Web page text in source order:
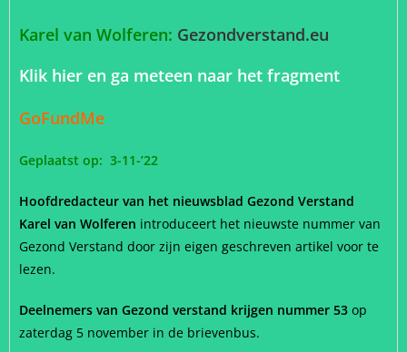
Karel van Wolferen: Gezondverstand.eu
Klik hier en ga meteen naar het fragment
GoFundMe
Geplaatst op: 3-11-’22
Hoofdredacteur van het nieuwsblad Gezond Verstand
Karel van Wolferen introduceert het nieuwste nummer van
Gezond Verstand door zijn eigen geschreven artikel voor te
lezen.
Deelnemers van Gezond verstand krijgen nummer 53 op
zaterdag 5 november in de brievenbus.